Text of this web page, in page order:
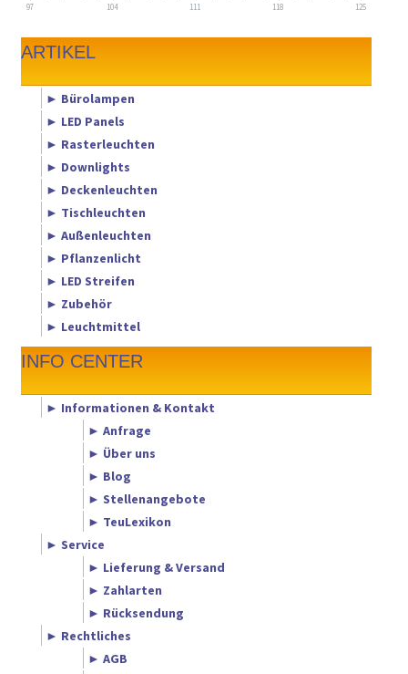
97 104 111 118 125
ARTIKEL
► Bürolampen
► LED Panels
► Rasterleuchten
► Downlights
► Deckenleuchten
► Tischleuchten
► Außenleuchten
► Pflanzenlicht
► LED Streifen
► Zubehör
► Leuchtmittel
INFO CENTER
► Informationen & Kontakt
► Anfrage
► Über uns
► Blog
► Stellenangebote
► TeuLexikon
► Service
► Lieferung & Versand
► Zahlarten
► Rücksendung
► Rechtliches
► AGB